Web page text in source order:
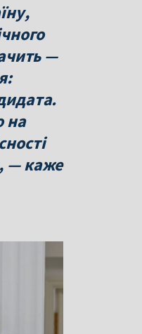
—
на
— каже